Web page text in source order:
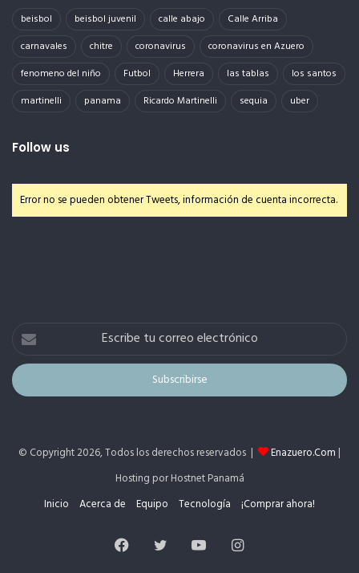
beisbol beisbol juvenil calle abajo
Calle Arriba
carnavales
chitre coronavirus
coronavirus en Azuero
fenomeno del niño
Futbol Herrera las tablas
los santos
martinelli
panama Ricardo Martinelli sequia uber
Follow us
Error no se pueden obtener Tweets, información de cuenta incorrecta.
Escribe
correo
electrónico
© Copyright 2026, Todos los derechos reservados | Enazuero.Com |
Hosting por Hostnet Panamá
Inicio
Acerca de Equipo Tecnología ¡Comprar ahora!
FacebookTwitterYouTubeInstagram